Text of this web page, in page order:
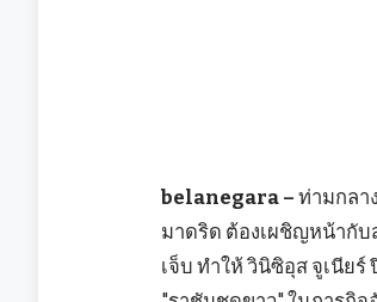
belanegara – ท่ามกลา
มาดริด ต้องเผชิญหน้ากั
เจ็บ ทำให้ วินิซิอุส จูเนีย